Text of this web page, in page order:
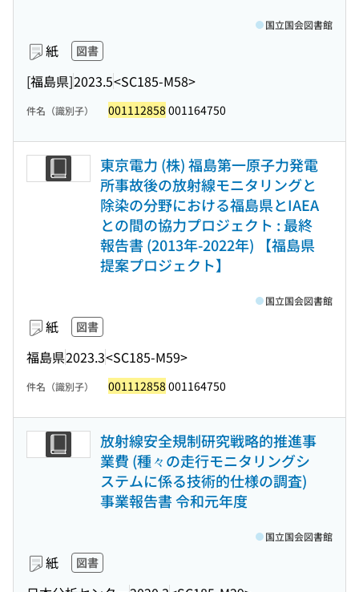
紙 図書
[福島県]2023.5<SC185-M58>
国立国会図書館
件名（識別子） 001112858 001164750
東京電力 (株) 福島第一原子力発電
所事故後の放射線モニタリングと
除染の分野における福島県とIAEA
との間の協力プロジェクト : 最終
報告書 (2013年-2022年) 【福島県
提案プロジェクト】
紙 図書
福島県2023.3<SC185-M59>
国立国会図書館
件名（識別子） 001112858 001164750
放射線安全規制研究戦略的推進事
業費 (種々の走行モニタリングシ
ステムに係る技術的仕様の調査)
事業報告書 令和元年度
紙 図書
国立国会図書館